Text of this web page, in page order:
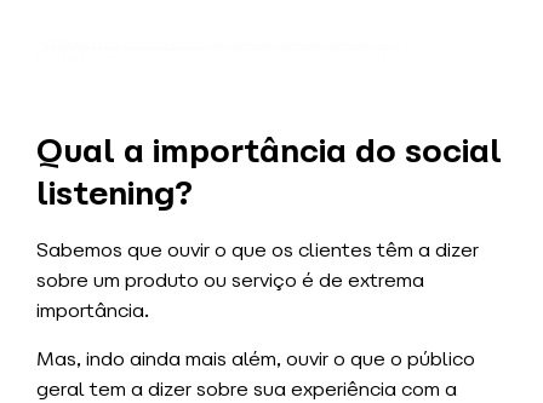
Qual a importância do social
listening?
Sabemos que ouvir o que os clientes têm a dizer
sobre um produto ou serviço é de extrema
importância.
Mas, indo ainda mais além, ouvir o que o público
geral tem a dizer sobre sua experiência com a